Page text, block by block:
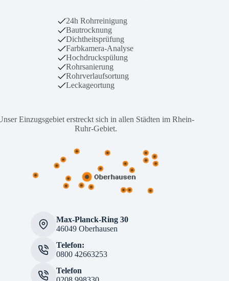
24h Rohrreinigung
Bautrocknung
Dichtheitsprüfung
Farbkamera-Analyse
Hochdruckspülung
Rohrsanierung
Rohrverlaufsortung
Leckageortung
Einzugsgebiet erstreckt sich in allen Städten im Rhein-
Ruhr-Gebiet.
Max-Planck-Ring 30
46049 Oberhausen
Telefon:
0800 42663253
Telefon